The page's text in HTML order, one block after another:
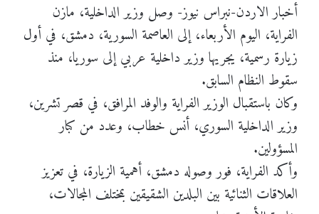
أخبار الاردن-نبراس نيوز- وصل وزير الداخلية، مازن
الفراية، اليوم الأربعاء، إلى العاصمة السورية، دمشق، في أول
زيارة رسمية، يجريها وزير داخلية عربي إلى سوريا، منذ
سقوط النظام السابق.
وكان باستقبال الوزير الفراية والوفد المرافق، في قصر تشرين،
وزير الداخلية السوري، أنس خطاب، وعدد من كبار
المسؤولين.
وأكد الفراية، فور وصوله دمشق، أهمية الزيارة، في تعزيز
العلاقات الثنائية بين البلدين الشقيقين بمختلف المجالات،